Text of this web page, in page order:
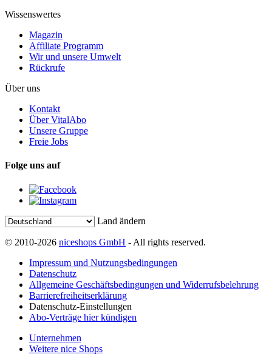
Wissenswertes
Magazin
Affiliate Programm
Wir und unsere Umwelt
Rückrufe
Über uns
Kontakt
Über VitalAbo
Unsere Gruppe
Freie Jobs
Folge uns auf
Land ändern
© 2010-2026 niceshops GmbH - All rights reserved.
Impressum und Nutzungsbedingungen
Datenschutz
Allgemeine Geschäftsbedingungen und Widerrufsbelehrung
Barrierefreiheitserklärung
Datenschutz-Einstellungen
Abo-Verträge hier kündigen
Unternehmen
Weitere nice Shops